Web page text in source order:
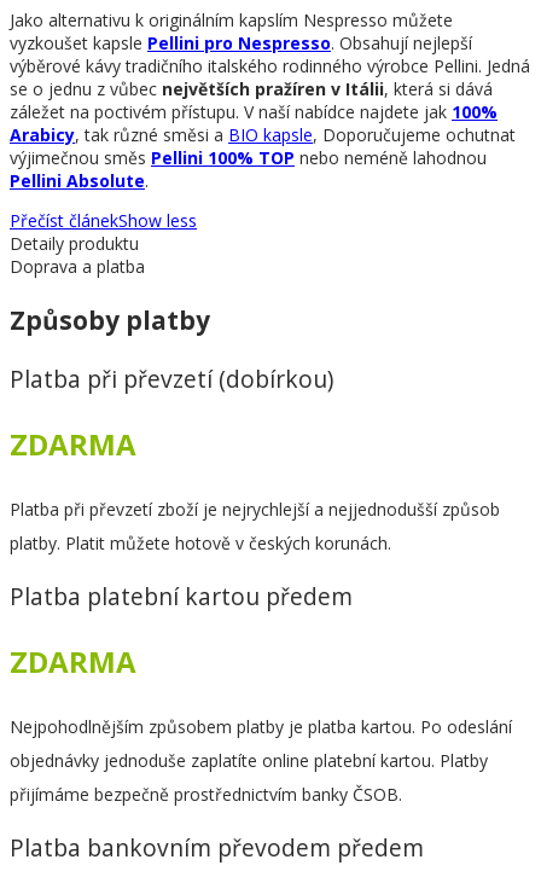
Jako alternativu k originálním kapslím Nespresso můžete
vyzkoušet kapsle Pellini pro Nespresso. Obsahují nejlepší
výběrové kávy tradičního italského rodinného výrobce Pellini. Jedná
se o jednu z vůbec největších pražíren v Itálii, která si dává
záležet na poctivém přístupu. V naší nabídce najdete jak 100%
Arabicy, tak různé směsi a BIO kapsle, Doporučujeme ochutnat
výjimečnou směs Pellini 100% TOP nebo neméně lahodnou
Pellini Absolute.
Přečíst článekShow less
Detaily produktu
Doprava a platba
Způsoby platby
Platba při převzetí (dobírkou)
ZDARMA
Platba při převzetí zboží je nejrychlejší a nejjednodušší způsob
platby. Platit můžete hotově v českých korunách.
Platba platební kartou předem
ZDARMA
Nejpohodlnějším způsobem platby je platba kartou. Po odeslání
objednávky jednoduše zaplatíte online platební kartou. Platby
přijímáme bezpečně prostřednictvím banky ČSOB.
Platba bankovním převodem předem